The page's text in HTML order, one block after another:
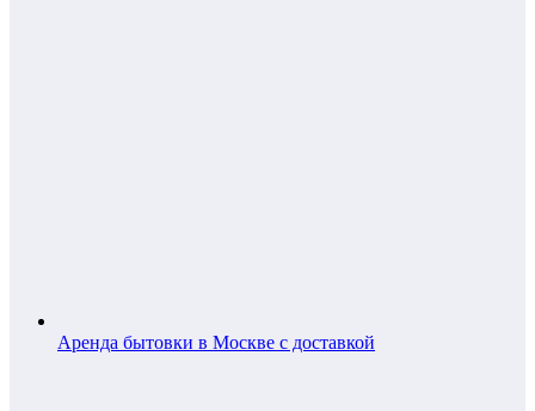
Аренда бытовки в Москве с доставкой